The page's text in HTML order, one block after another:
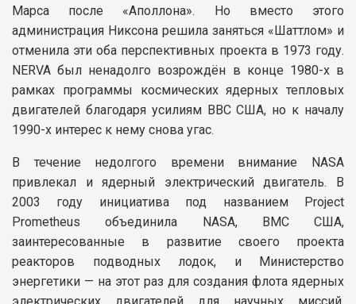
Марса после «Аполлона». Но вместо этого
администрация Никсона решила заняться «Шаттлом» и
отменила эти оба перспективных проекта в 1973 году.
NERVA был ненадолго возрождён в конце 1980-х в
рамках программы космических ядерных тепловых
двигателей благодаря усилиям ВВС США, но к началу
1990-х интерес к нему снова угас.
В течение недолгого времени внимание NASA
привлекал и ядерный электрический двигатель. В
2003 году инициатива под названием Project
Prometheus объединила NASA, ВМС США,
заинтересованные в развитие своего проекта
реакторов подводных лодок, и Министерство
энергетики — на этот раз для создания флота ядерных